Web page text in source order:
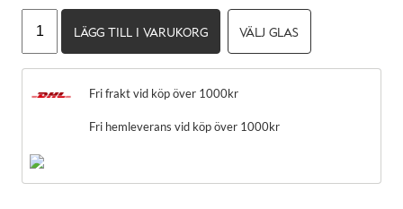
Eetu
mängd
LÄGG TILL I VARUKORG VÄLJ GLAS
Fri frakt vid köp över 1000kr
Fri hemleverans vid köp över 1000kr
hemsidan
över huvud
taget ska
För att vi ska
kunna
förbättra